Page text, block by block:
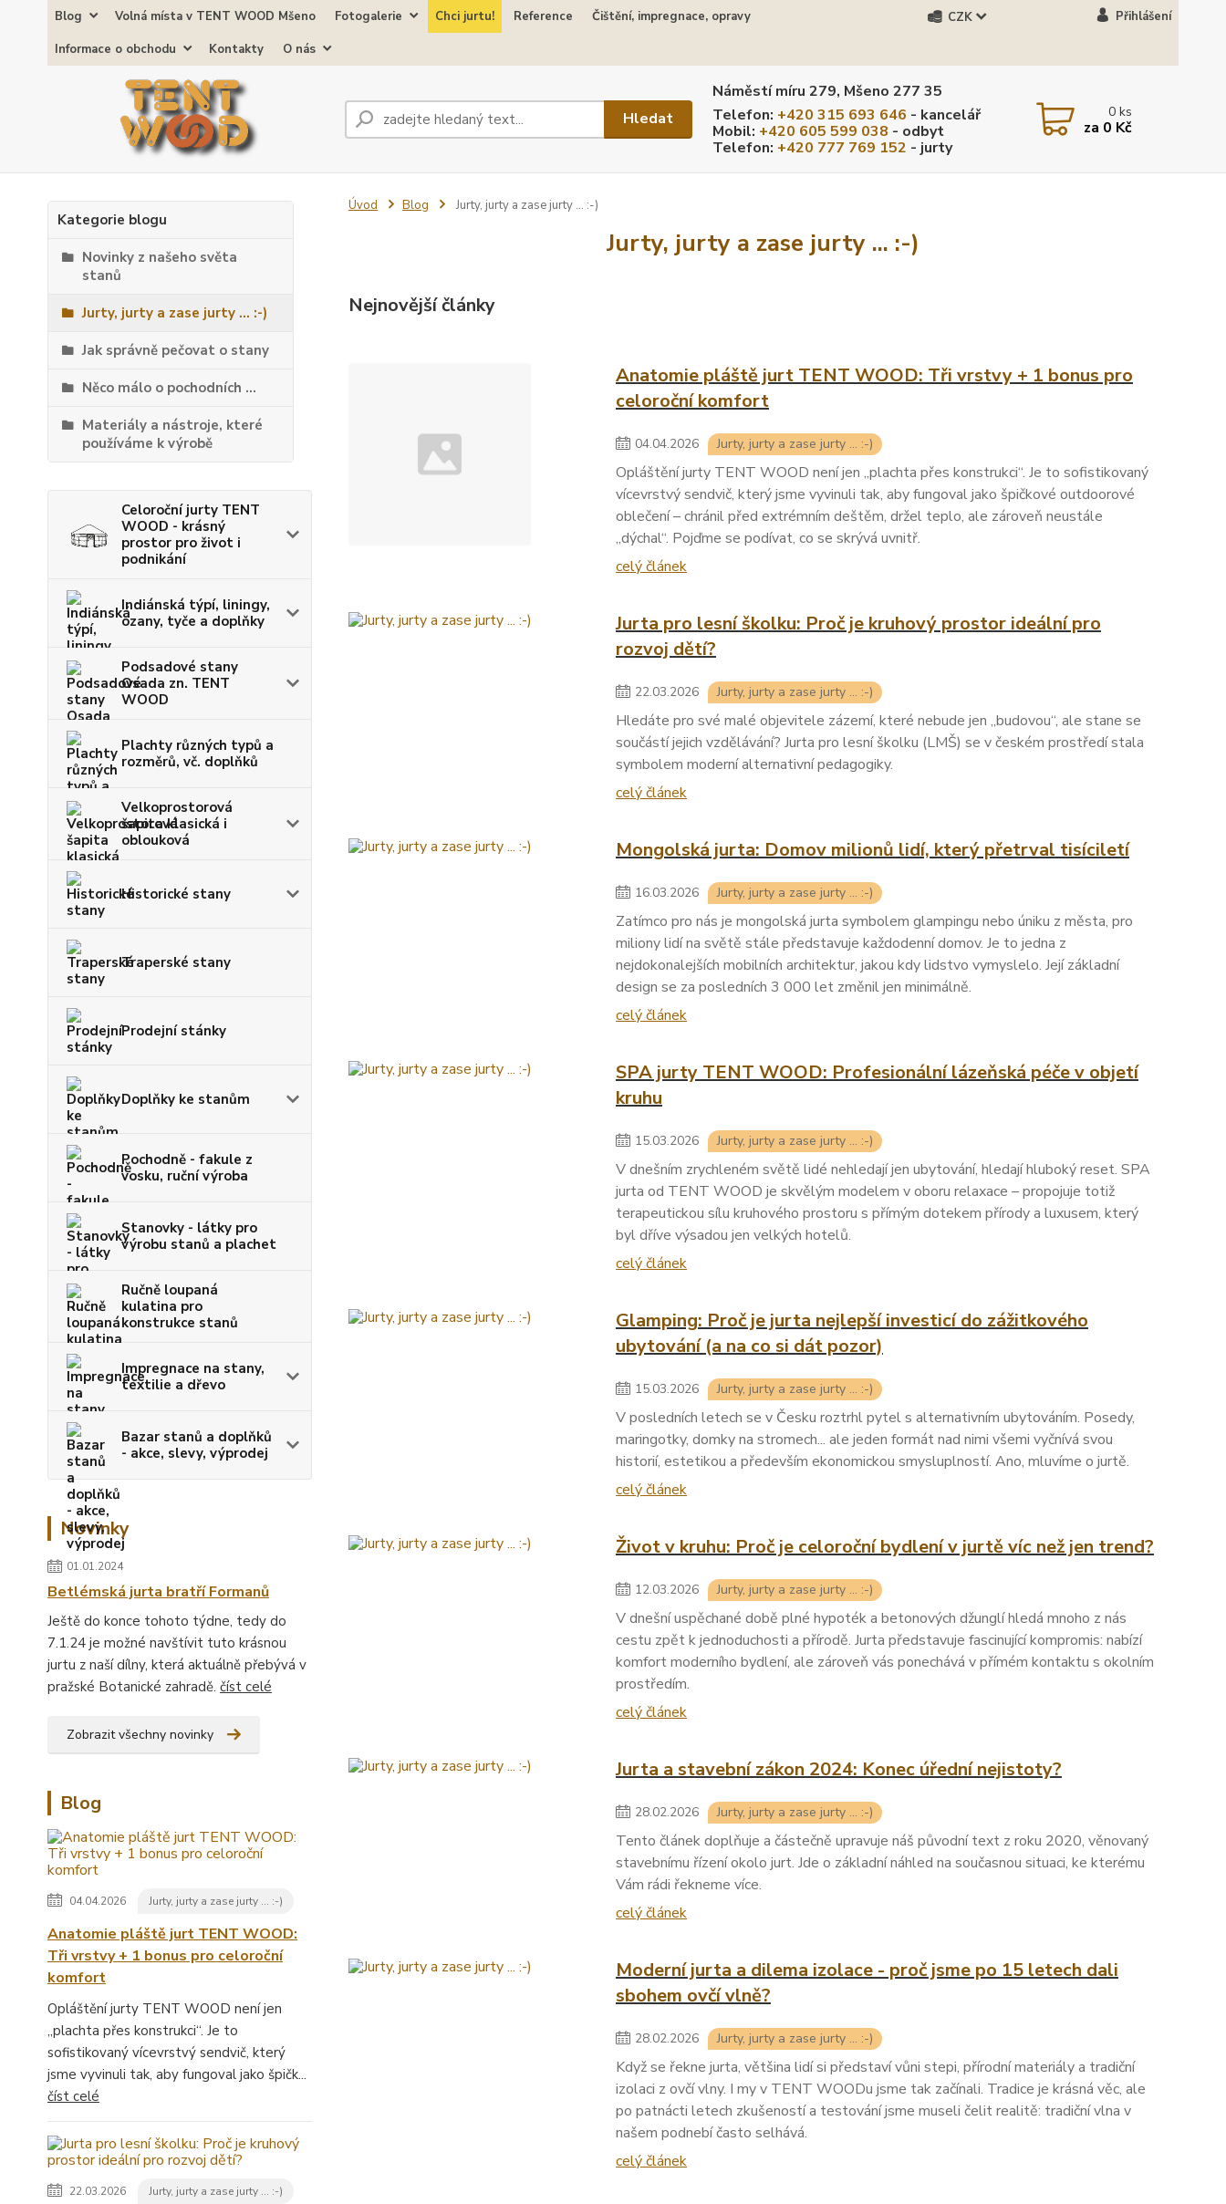
Blog Volná místa v TENT WOOD Mšeno Fotogalerie Chci jurtu! Reference
Čištění, impregnace, opravy
Informace o obchodu
Kontakty O nás
CZK Přihlášení
Hledat
Náměstí míru 279, Mšeno 277 35
Telefon: +420 315 693 646 - kancelář
Mobil: +420 605 599 038 - odbyt
Telefon: +420 777 769 152 - jurty
0ks
za 0 Kč
Kategorie blogu
Novinky z našeho světa
stanů
Jurty, jurty a zase jurty ... :-)
Jak správně pečovat o stany
Něco málo o pochodních ...
Materiály a nástroje, které
používáme k výrobě
Celoroční jurty TENT
WOOD - krásný
prostor pro život i
podnikání
Indiánská týpí, liningy,
ozany, tyče a doplňky
Podsadové stany
Osada zn. TENT
WOOD
Plachty různých typů a
rozměrů, vč. doplňků
Velkoprostorová
šapita klasická i
oblouková
Historické stany
Traperské stany
Prodejní stánky
Doplňky ke stanům
Pochodně - fakule z
vosku, ruční výroba
Stanovky - látky pro
výrobu stanů a plachet
Ručně loupaná
kulatina pro
konstrukce stanů
Impregnace na stany,
textilie a dřevo
Bazar stanů a doplňků
- akce, slevy, výprodej
Novinky
01.01.2024
Betlémská jurta bratří Formanů
Ještě do konce tohoto týdne, tedy do
7.1.24 je možné navštívit tuto krásnou
jurtu z naší dílny, která aktuálně přebývá v
pražské Botanické zahradě. číst celé
Zobrazit všechny novinky
Blog
04.04.2026 Jurty, jurty a zase jurty ... :-)
Anatomie pláště jurt TENT WOOD:
Tři vrstvy + 1 bonus pro celoroční
komfort
Opláštění jurty TENT WOOD není jen
„plachta přes konstrukci“. Je to
sofistikovaný vícevrstvý sendvič, který
jsme vyvinuli tak, aby fungoval jako špičk...
číst celé
22.03.2026 Jurty, jurty a zase jurty ... :-)
Úvod Blog Jurty, jurty a zase jurty ... :-)
Jurty, jurty a zase jurty ... :-)
Nejnovější články
Anatomie pláště jurt TENT WOOD: Tři vrstvy + 1 bonus pro
celoroční komfort
04.04.2026 Jurty, jurty a zase jurty ... :-)
Opláštění jurty TENT WOOD není jen „plachta přes konstrukci“. Je to sofistikovaný
vícevrstvý sendvič, který jsme vyvinuli tak, aby fungoval jako špičkové outdoorové
oblečení – chránil před extrémním deštěm, držel teplo, ale zároveň neustále
„dýchal“. Pojďme se podívat, co se skrývá uvnitř.
celý článek
Jurta pro lesní školku: Proč je kruhový prostor ideální pro
rozvoj dětí?
22.03.2026 Jurty, jurty a zase jurty ... :-)
Hledáte pro své malé objevitele zázemí, které nebude jen „budovou“, ale stane se
součástí jejich vzdělávání? Jurta pro lesní školku (LMŠ) se v českém prostředí stala
symbolem moderní alternativní pedagogiky.
celý článek
Mongolská jurta: Domov milionů lidí, který přetrval tisíciletí
16.03.2026 Jurty, jurty a zase jurty ... :-)
Zatímco pro nás je mongolská jurta symbolem glampingu nebo úniku z města, pro
miliony lidí na světě stále představuje každodenní domov. Je to jedna z
nejdokonalejších mobilních architektur, jakou kdy lidstvo vymyslelo. Její základní
design se za posledních 3 000 let změnil jen minimálně.
celý článek
SPA jurty TENT WOOD: Profesionální lázeňská péče v objetí
kruhu
15.03.2026 Jurty, jurty a zase jurty ... :-)
V dnešním zrychleném světě lidé nehledají jen ubytování, hledají hluboký reset. SPA
jurta od TENT WOOD je skvělým modelem v oboru relaxace – propojuje totiž
terapeutickou sílu kruhového prostoru s přímým dotekem přírody a luxusem, který
byl dříve výsadou jen velkých hotelů.
celý článek
Glamping: Proč je jurta nejlepší investicí do zážitkového
ubytování (a na co si dát pozor)
15.03.2026 Jurty, jurty a zase jurty ... :-)
V posledních letech se v Česku roztrhl pytel s alternativním ubytováním. Posedy,
maringotky, domky na stromech... ale jeden formát nad nimi všemi vyčnívá svou
historií, estetikou a především ekonomickou smysluplností. Ano, mluvíme o jurtě.
celý článek
Život v kruhu: Proč je celoroční bydlení v jurtě víc než jen trend?
12.03.2026 Jurty, jurty a zase jurty ... :-)
V dnešní uspěchané době plné hypoték a betonových džunglí hledá mnoho z nás
cestu zpět k jednoduchosti a přírodě. Jurta představuje fascinující kompromis: nabízí
komfort moderního bydlení, ale zároveň vás ponechává v přímém kontaktu s okolním
prostředím.
celý článek
Jurta a stavební zákon 2024: Konec úřední nejistoty?
28.02.2026 Jurty, jurty a zase jurty ... :-)
Tento článek doplňuje a částečně upravuje náš původní text z roku 2020, věnovaný
stavebnímu řízení okolo jurt. Jde o základní náhled na současnou situaci, ke kterému
Vám rádi řekneme více.
celý článek
Moderní jurta a dilema izolace - proč jsme po 15 letech dali
sbohem ovčí vlně?
28.02.2026 Jurty, jurty a zase jurty ... :-)
Když se řekne jurta, většina lidí si představí vůni stepi, přírodní materiály a tradiční
izolaci z ovčí vlny. I my v TENT WOODu jsme tak začínali. Tradice je krásná věc, ale
po patnácti letech zkušeností a testování jsme museli čelit realitě: tradiční vlna v
našem podnebí často selhává.
celý článek